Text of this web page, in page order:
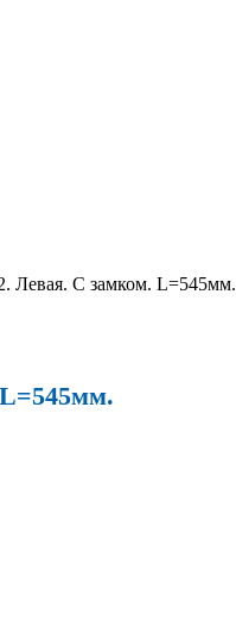
Левая. С замком. L=545мм.